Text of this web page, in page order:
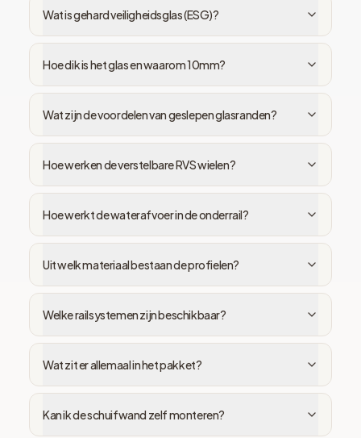
Wat is gehard veiligheidsglas (ESG)?
Hoe dik is het glas en waarom 10mm?
Wat zijn de voordelen van geslepen glasranden?
Hoe werken de verstelbare RVS wielen?
Hoe werkt de waterafvoer in de onderrail?
Uit welk materiaal bestaan de profielen?
Welke railsystemen zijn beschikbaar?
Wat zit er allemaal in het pakket?
Kan ik de schuifwand zelf monteren?